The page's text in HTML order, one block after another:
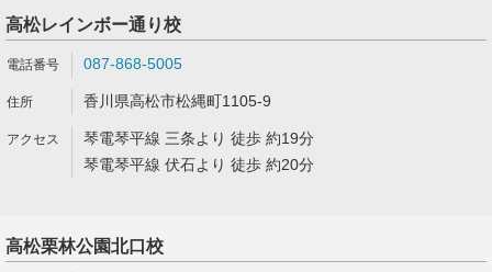
高松レインボー通り校
087-868-5005
香川県高松市松縄町1105-9
琴電琴平線 三条より 徒歩 約19分
琴電琴平線 伏石より 徒歩 約20分
高松栗林公園北口校